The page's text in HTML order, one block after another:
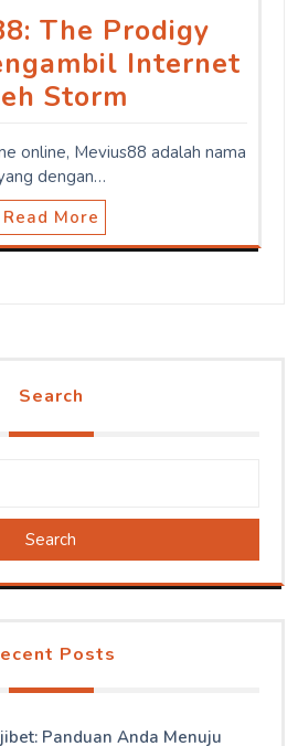
The Prodigy
Internet
Storm
online, Mevius88 adalah nama
dengan…
Read More
Search
Search
Posts
Panduan Anda Menuju